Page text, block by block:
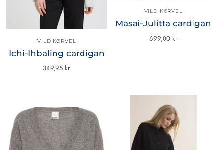
VILD KØRVEL
Ichi-Ihbaling cardigan
349,95 kr
VILD KØRVEL
Masai-Julitta cardigan
699,00 kr